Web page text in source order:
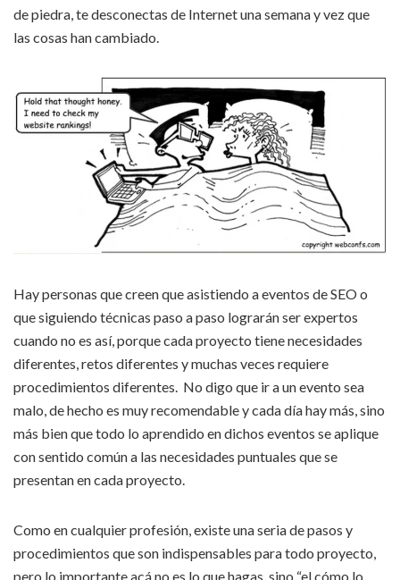
de piedra, te desconectas de Internet una semana y vez que
las cosas han cambiado.
Hay personas que creen que asistiendo a eventos de SEO o
que siguiendo técnicas paso a paso lograrán ser expertos
cuando no es así, porque cada proyecto tiene necesidades
diferentes, retos diferentes y muchas veces requiere
procedimientos diferentes. No digo que ir a un evento sea
malo, de hecho es muy recomendable y cada día hay más, sino
más bien que todo lo aprendido en dichos eventos se aplique
con sentido común a las necesidades puntuales que se
presentan en cada proyecto.
Como en cualquier profesión, existe una seria de pasos y
procedimientos que son indispensables para todo proyecto,
pero lo importante acá no es lo que hagas, sino “el cómo lo